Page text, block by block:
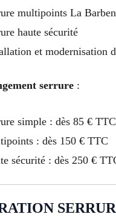
multipoints La Barben
haute sécurité
et modernisation
serrure:
simple : dès 85 € TTC
: dès 150 € TTC
sécurité : dès 250 €